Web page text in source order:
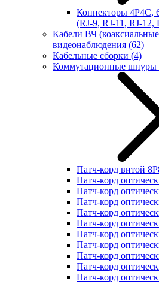
Коннекторы 4P4C,
(RJ-9, RJ-11, RJ-12,
Кабели ВЧ
видеонаблюдения (62)
Кабельные сборки (4)
Коммутационные шнуры
Патч-корд витой
Патч-корд
Патч-корд
Патч-корд
Патч-корд
Патч-корд
Патч-корд
Патч-корд
Патч-корд
Патч-корд
Патч-корд